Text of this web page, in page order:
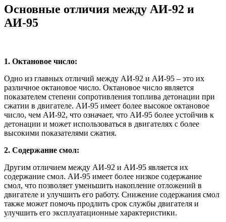
Основные отличия между АИ-92 и
АИ-95
1. Октановое число:
Одно из главных отличий между АИ-92 и АИ-95 – это их
различное октановое число. Октановое число является
показателем степени сопротивления топлива детонации при
сжатии в двигателе. АИ-95 имеет более высокое октановое
число, чем АИ-92, что означает, что АИ-95 более устойчив к
детонации и может использоваться в двигателях с более
высокими показателями сжатия.
2. Содержание смол:
Другим отличием между АИ-92 и АИ-95 является их
содержание смол. АИ-95 имеет более низкое содержание
смол, что позволяет уменьшить накопление отложений в
двигателе и улучшить его работу. Снижение содержания смол
также может помочь продлить срок службы двигателя и
улучшить его эксплуатационные характеристики.